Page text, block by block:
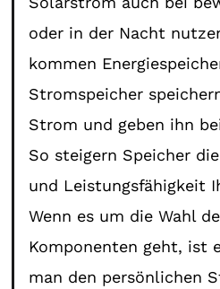
oder in der Nacht
kommen
Stromspeicher
Strom und geben ihn
So steigern Speicher
und Leistungsfähigkeit
Wenn es um die Wahl
Komponenten geht, ist
man den persönlichen